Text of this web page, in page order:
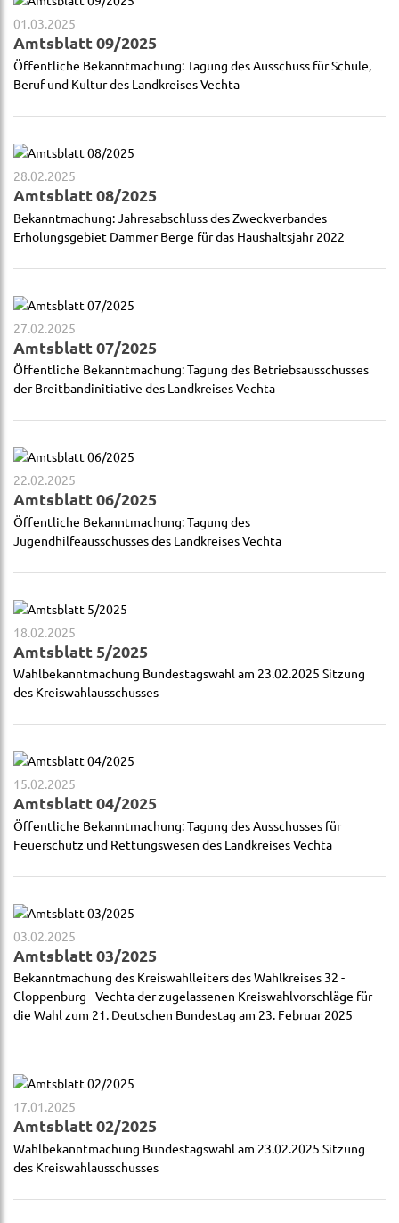
01.03.2025
Amtsblatt 09/2025
Öffentliche Bekanntmachung: Tagung des Ausschuss für Schule,
Beruf und Kultur des Landkreises Vechta
28.02.2025
Amtsblatt 08/2025
Bekanntmachung: Jahresabschluss des Zweckverbandes
Erholungsgebiet Dammer Berge für das Haushaltsjahr 2022
27.02.2025
Amtsblatt 07/2025
Öffentliche Bekanntmachung: Tagung des Betriebsausschusses
der Breitbandinitiative des Landkreises Vechta
22.02.2025
Amtsblatt 06/2025
Öffentliche Bekanntmachung: Tagung des
Jugendhilfeausschusses des Landkreises Vechta
18.02.2025
Amtsblatt 5/2025
Wahlbekanntmachung Bundestagswahl am 23.02.2025 Sitzung
des Kreiswahlausschusses
15.02.2025
Amtsblatt 04/2025
Öffentliche Bekanntmachung: Tagung des Ausschusses für
Feuerschutz und Rettungswesen des Landkreises Vechta
03.02.2025
Amtsblatt 03/2025
Bekanntmachung des Kreiswahlleiters des Wahlkreises 32 -
Cloppenburg - Vechta der zugelassenen Kreiswahlvorschläge für
die Wahl zum 21. Deutschen Bundestag am 23. Februar 2025
17.01.2025
Amtsblatt 02/2025
Wahlbekanntmachung Bundestagswahl am 23.02.2025 Sitzung
des Kreiswahlausschusses